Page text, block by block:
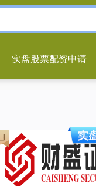
实盘股票配资申请